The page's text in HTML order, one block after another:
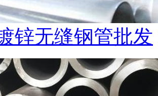
锌无缝钢管批发